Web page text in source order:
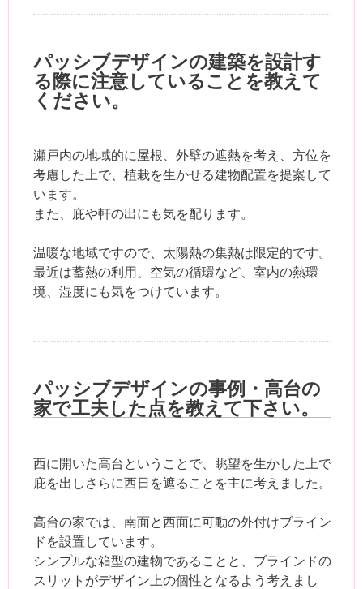
パッシブデザインの建築を設計す
る際に注意していることを教えて
ください。
瀬戸内の地域的に屋根、外壁の遮熱を考え、方位を
考慮した上で、植栽を生かせる建物配置を提案して
います。
また、庇や軒の出にも気を配ります。
温暖な地域ですので、太陽熱の集熱は限定的です。
最近は蓄熱の利用、空気の循環など、室内の熱環
境、湿度にも気をつけています。
パッシブデザインの事例・高台の
家で工夫した点を教えて下さい。
西に開いた高台ということで、眺望を生かした上で
庇を出しさらに西日を遮ることを主に考えました。
高台の家では、南面と西面に可動の外付けブライン
ドを設置しています。
シンプルな箱型の建物であることと、ブラインドの
スリットがデザイン上の個性となるよう考えまし